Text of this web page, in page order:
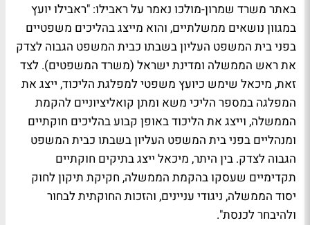
באתר משרד שמרון-מולכו נאמר על ראבילו: "ראבילו יועץ
במגוון נושאים ממשלתיים, והוא מייצג בהליכים משפטיים
בפני בית המשפט העליון בשבתו כבית המשפט הגבוה לצדק
את ראש הממשלה ומדינת ישראל (משרד המשפטים). לצד
זאת, מיכאל שימש כיועץ משפטי למפלגת הליכוד, ייצג את
המפלגה במספר הליכי משא ומתן קואליציוניים להקמת
הממשלה, וייצג את הליכוד באופן קבוע בהליכים חוקתיים
ומנהליים בפני בית המשפט העליון בשבתו כבית המשפט
הגבוה לצדק. בין היתר, מיכאל ייצג בתיקים חוקתיים
תקדימיים שעסקו בהקמת הממשלה, חקיקת תיקון לחוק
יסוד הממשלה, ניגודי עניינים, והזכות החוקתית לבחור
ולהיבחר לכנסת".